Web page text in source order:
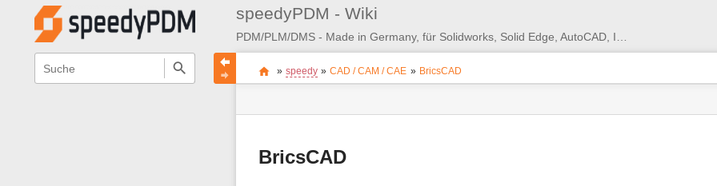
speedyPDM - Wiki
Wikiübergreifende
Schnellsuche
Seitenstatus
Standortanzeiger
Sie
befinden
» speedy » CAD / CAM / CAE » BricsCAD
Seiten-
BricsCAD